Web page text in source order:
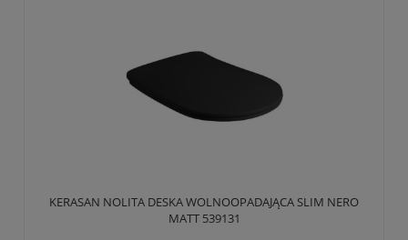
KERASAN NOLITA DESKA WOLNOOPADAJĄCA SLIM NERO
MATT 539131